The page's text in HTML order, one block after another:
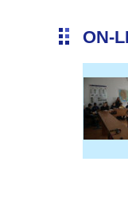
ON-